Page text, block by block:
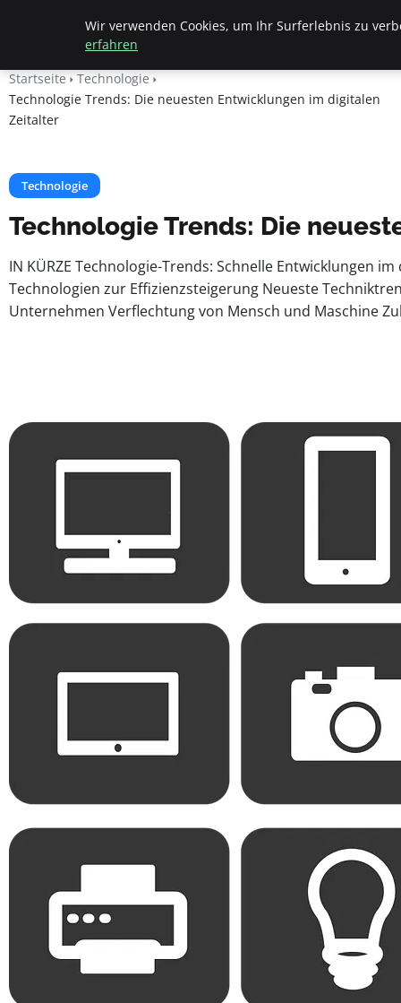
Apemania Shop
Startseite
Technologie
Technologie Trends: Die neuesten Entwicklungen im digitalen
Zeitalter
Technologie
Technologie Trends: Die
IN KÜRZE Technologie-Trends: Schnelle Entwicklungen
Technologien zur Effizienzsteigerung Neueste
Unternehmen Verflechtung von Mensch und Maschine
Wir verwenden Cookies, um Ihr Surferlebnis zu
erfahren